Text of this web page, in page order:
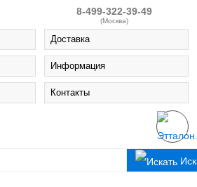
8-499-322-39-49
(Москва)
Доставка
Информация
Контакты